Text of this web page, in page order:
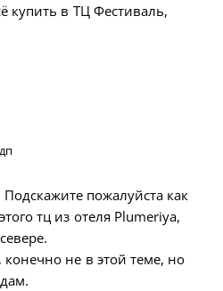
купить в ТЦ Фестиваль,
пожалуйста как
тц из отеля Plumeriya,
не в этой теме, но